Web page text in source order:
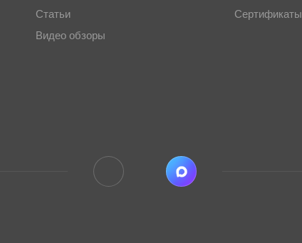
Статьи
Видео обзоры
Сертификаты